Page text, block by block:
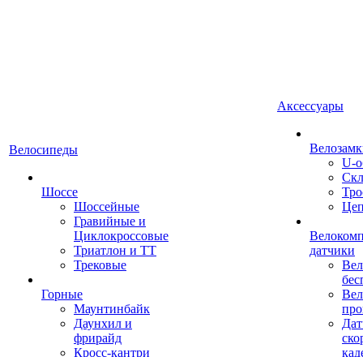
Велосипеды
Шоссе
Шоссейные
Гравийные и
Циклокроссовые
Триатлон и ТТ
Трековые
Горные
Маунтинбайк
Даунхил и
фрирайд
Кросс-кантри
Аксессуары
U-
датчики